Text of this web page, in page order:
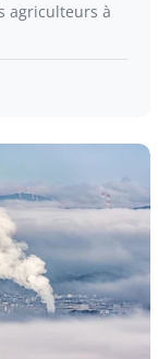
agriculteurs à